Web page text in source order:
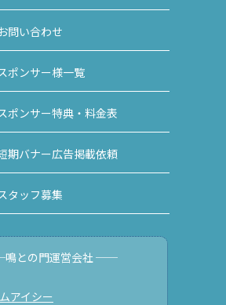
問い合わせ
ポンサー様一覧
ポンサー特典・料金表
期バナー広告掲載依頼
タッフ募集
との門運営会社 ──
アイシー